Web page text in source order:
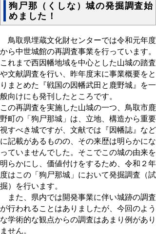
狗尸那（くしな）城の発掘調査始
めました！
鳥取県埋蔵文化財センターでは令和元年度
から中世城館の再調査事業を行っています。
これまで西因幡地域を中心とした山城の踏査
や文献調査を行い、昨年度末に事業概要をと
りまとめた『戦国の因幡武田と鹿野城』を一
般向けにも発刊したところです。
この再調査を実施した山城の一つ、鳥取市鹿
野町の「狗尸那城」は、立地、構造から重要
視すべき城ですが、文献では『因幡誌』など
に記載があるものの、その来歴は明らかにな
っていませんでした。そこでこの城の由来を
明らかにし、価値付けをするため、令和２年
度はこの「狗尸那城」において発掘調査（試
掘）を行います。
また、県内では開発事業に伴い城跡の調査
が行われることはありましたが、今回のよう
な学術的な観点からの調査はあまり例があり
ません。